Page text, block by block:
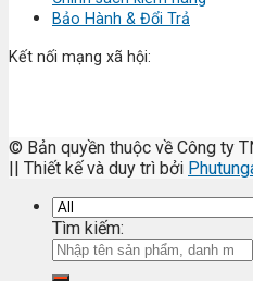
Bảo Hành & Đổi Trả
Kết nối mạng xã hội:
© Bản quyền thuộc về Công ty
|| Thiết kế và duy trì bởi
Tìm kiếm: